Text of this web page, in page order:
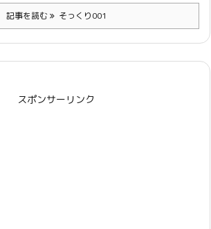
記事を読む そっくり001
スポンサーリンク